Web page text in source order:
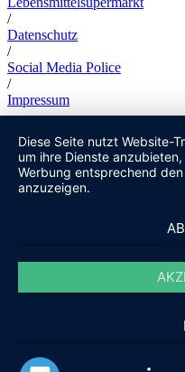
/
Datenschutz
/
Social Media Police
/
Impressum
Diese Seite nutzt Website-
um ihre Dienste
Werbung entsprechend
anzuzeigen.